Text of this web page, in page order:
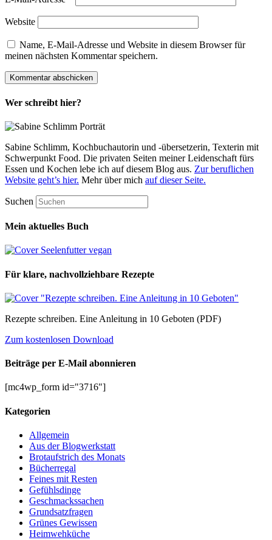
Website
Name, E-Mail-Adresse und Website in diesem Browser für
meinen nächsten Kommentar speichern.
Wer schreibt hier?
Sabine Schlimm, Kochbuchautorin und -übersetzerin, Texterin mit
Schwerpunkt Food. Die privaten Seiten meiner Leidenschaft fürs
Essen und Kochen lebe ich auf diesem Blog aus. Zur beruflichen
Website geht’s hier. Mehr über mich auf dieser Seite.
Suchen
Mein aktuelles Buch
Für klare, nachvollziehbare Rezepte
Rezepte schreiben. Eine Anleitung in 10 Geboten (PDF)
Zum kostenlosen Download
Beiträge per E-Mail abonnieren
[mc4wp_form id="3716"]
Kategorien
Allgemein
Aus der Blogwerkstatt
Brotaufstrich des Monats
Bücherregal
Feines mit Resten
Gefühlsdinge
Geschmackssachen
Grundsatzfragen
Grünes Gewissen
Heimwehküche